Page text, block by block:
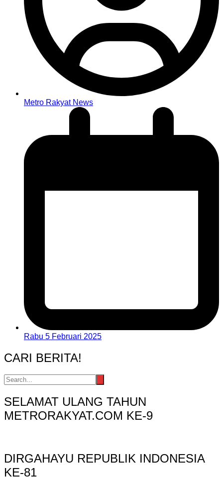
Metro Rakyat News
Rabu 5 Februari 2025
CARI BERITA!
SELAMAT ULANG TAHUN
METRORAKYAT.COM KE-9
DIRGAHAYU REPUBLIK INDONESIA
KE-81